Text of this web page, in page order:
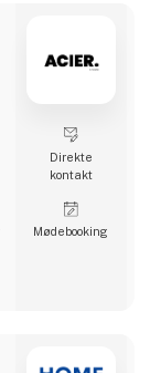
Direkte
kontakt
Møde­booking